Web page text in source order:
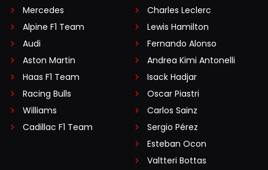
Mercedes
Alpine F1 Team
Audi
Aston Martin
Haas F1 Team
Racing Bulls
Williams
Cadillac F1 Team
Charles Leclerc
Lewis Hamilton
Fernando Alonso
Andrea Kimi Antonelli
Isack Hadjar
Oscar Piastri
Carlos Sainz
Sergio Pérez
Esteban Ocon
Valtteri Bottas